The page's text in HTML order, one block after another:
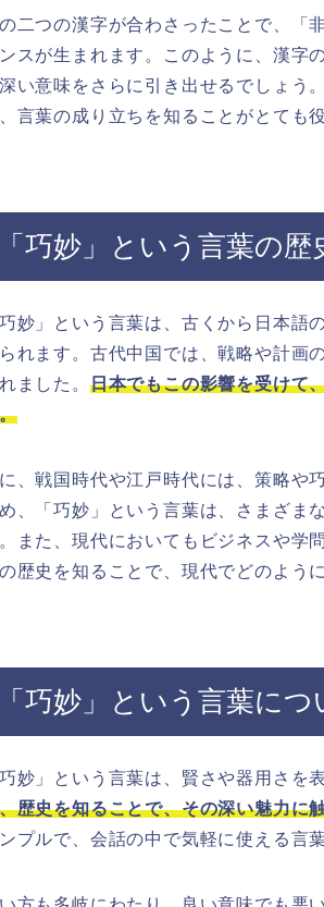
二つの漢字が合わさったことで、「
スが生まれます。このように、漢字
い意味をさらに引き出せるでしょう
言葉の成り立ちを知ることがとても
「巧妙」という言葉の歴
巧妙」という言葉は、古くから日本
れます。古代中国では、戦略や計画
ました。 日本でもこの影響を受けて
、戦国時代や江戸時代には、策略や
、「巧妙」という言葉は、さまざま
また、現代においてもビジネスや学
歴史を知ることで、現代でどのよう
「巧妙」という言葉に
巧妙」という言葉は、賢さや器用さを
歴史を知ることで、その深い魅力に
プルで、会話の中で気軽に使える言